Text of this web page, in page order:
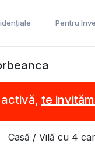
Pentru
te
Casă / Vilă cu 4